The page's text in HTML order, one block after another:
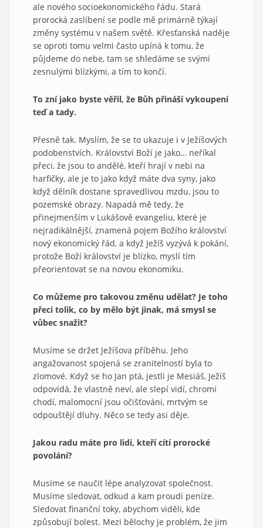
ale nového socioekonomického řádu. Stará
prorocká zaslíbení se podle mě primárně týkají
změny systému v našem světě. Křesťanská naděje
se oproti tomu velmi často upíná k tomu, že
půjdeme do nebe, tam se shledáme se svými
zesnulými blízkými, a tím to končí.
To zní jako byste věřil, že Bůh přináší vykoupení
teď a tady.
Přesně tak. Myslím, že se to ukazuje i v Ježíšových
podobenstvích. Království Boží je jako… neříkal
přeci, že jsou to andělé, kteří hrají v nebi na
harfičky, ale je to jako když máte dva syny, jako
když dělník dostane spravedlivou mzdu, jsou to
pozemské obrazy. Napadá mě tedy, že
přinejmenším v Lukášově evangeliu, které je
nejradikálnější, znamená pojem Božího království
nový ekonomický řád, a když Ježíš vyzývá k pokání,
protože Boží království je blízko, myslí tím
přeorientovat se na novou ekonomiku.
Co můžeme pro takovou změnu udělat? Je toho
přeci tolik, co by mělo být jinak, má smysl se
vůbec snažit?
Musíme se držet Ježíšova příběhu. Jeho
angažovanost spojená se zranitelností byla to
zlomové. Když se ho Jan ptá, jestli je Mesiáš, Ježíš
odpovídá, že vlastně neví, ale slepí vidí, chromí
chodí, malomocní jsou očišťováni, mrtvým se
odpouštějí dluhy. Něco se tedy asi děje.
Jakou radu máte pro lidi, kteří cítí prorocké
povolání?
Musíme se naučit lépe analyzovat společnost.
Musíme sledovat, odkud a kam proudí peníze.
Sledovat finanční toky, abychom viděli, kde
způsobují bolest. Mezi bělochy je problém, že jim